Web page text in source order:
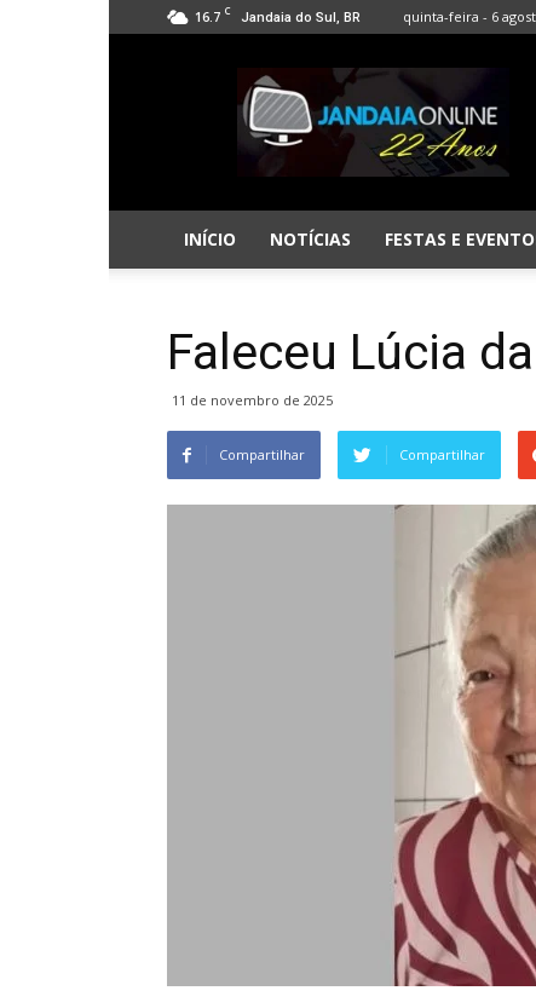
16.7 C Jandaia do Sul, BR quinta-feira - 6
Jandaia
Online
INÍCIO NOTÍCIAS FESTAS E
Faleceu Lúcia
11 de novembro de 2025
Compartilhar Compartilhar